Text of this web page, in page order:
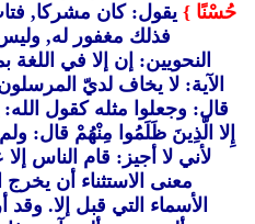
حُسْنًا } يقول: كان مشركا,
فذلك مغفور له,
النحويين: إن إلا في اللغة
الآية: لا يخاف لديّ
قال: وجعلوا مثله كقول
إِلا الَّذِينَ ظَلَمُوا مِنْهُمْ قال:
لأني لا أجيز: قام الناس إلا
معنى الاستثناء أن
الأسماء التي قبل إلا.